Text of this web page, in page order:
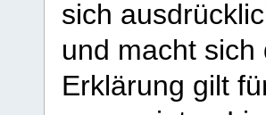
sich
und macht
Erklärung gilt